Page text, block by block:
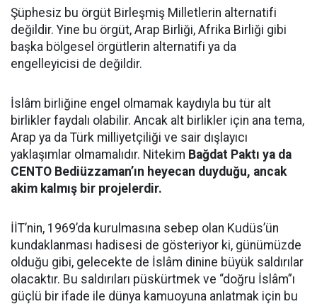
Şüphesiz bu örgüt Birleşmiş Milletlerin alternatifi
değildir. Yine bu örgüt, Arap Birliği, Afrika Birliği gibi
başka bölgesel örgütlerin alternatifi ya da
engelleyicisi de değildir.
İslâm birliğine engel olmamak kaydıyla bu tür alt
birlikler faydalı olabilir. Ancak alt birlikler için ana tema,
Arap ya da Türk milliyetçiliği ve sair dışlayıcı
yaklaşımlar olmamalıdır. Nitekim Bağdat Paktı ya da
CENTO Bediüzzaman’ın heyecan duyduğu, ancak
akim kalmış bir projelerdir.
İİT’nin, 1969’da kurulmasına sebep olan Kudüs’ün
kundaklanması hadisesi de gösteriyor ki, günümüzde
olduğu gibi, gelecekte de İslâm dinine büyük saldırılar
olacaktır. Bu saldırıları püskürtmek ve “doğru İslâm”ı
güçlü bir ifade ile dünya kamuoyuna anlatmak için bu